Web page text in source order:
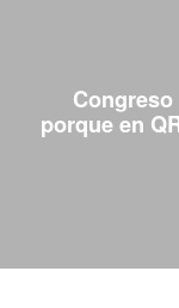
Congreso
porque en